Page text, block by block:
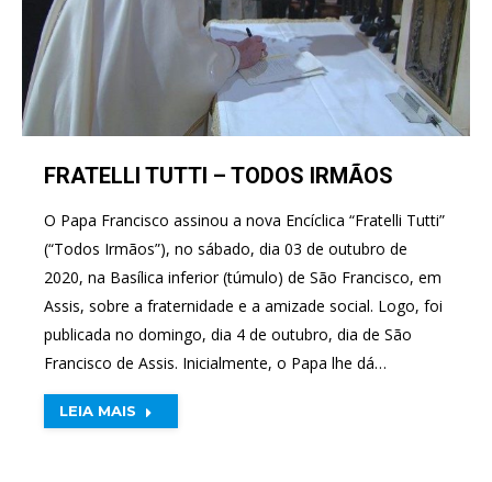
FRATELLI TUTTI – TODOS IRMÃOS
O Papa Francisco assinou a nova Encíclica “Fratelli Tutti”
(“Todos Irmãos”), no sábado, dia 03 de outubro de
2020, na Basílica inferior (túmulo) de São Francisco, em
Assis, sobre a fraternidade e a amizade social. Logo, foi
publicada no domingo, dia 4 de outubro, dia de São
Francisco de Assis. Inicialmente, o Papa lhe dá…
LEIA MAIS